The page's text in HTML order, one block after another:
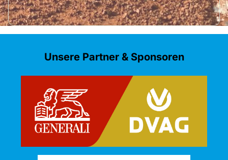
Unsere Partner & Sponsoren